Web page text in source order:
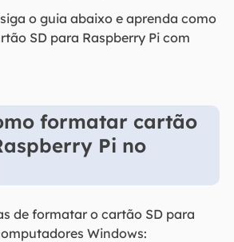
o guia abaixo e aprenda como
SD para Raspberry Pi com
formatar cartão
Pi no
de formatar o cartão SD para
Windows: